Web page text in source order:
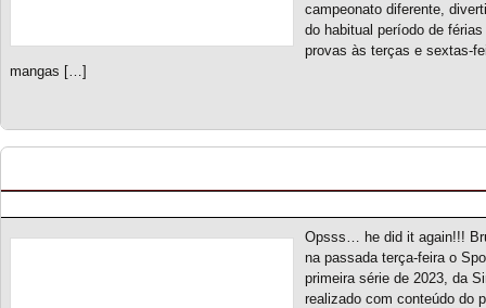
campeonato diferente,
do habitual período de
provas às terças e sextas-
mangas […]
Opsss… he did it again!!!
na passada terça-feira o
primeira série de 2023, da
realizado com conteúdo do